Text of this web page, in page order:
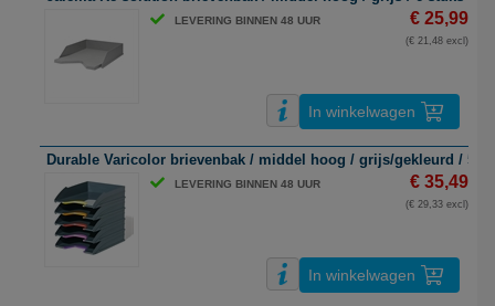
LEVERING BINNEN 48 UUR € 25,99
(€ 21,48 excl)
In winkelwagen
Durable Varicolor brievenbak / middel hoog / grijs/gekleurd / 5
LEVERING BINNEN 48 UUR € 35,49
(€ 29,33 excl)
In winkelwagen